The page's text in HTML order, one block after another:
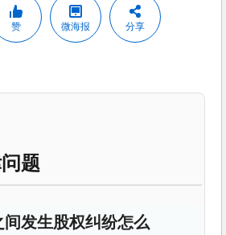
赞 微海报 分享
题
间发生股权纠纷怎么